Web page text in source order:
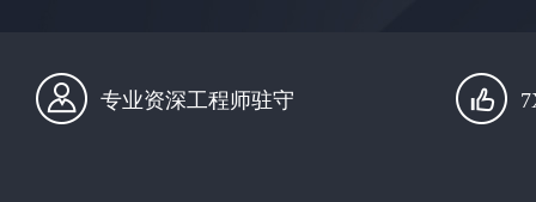
专业资深工程师驻守